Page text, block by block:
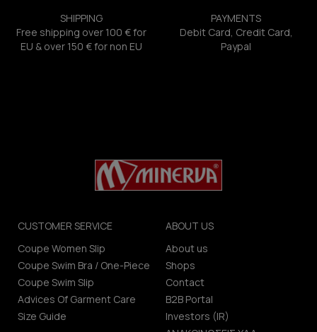
SHIPPING
Free shipping over 100 € for
EU & over 150 € for non EU
PAYMENTS
Debit Card, Credit Card,
Paypal
CUSTOMER SERVICE
Coupe Women Slip
Coupe Swim Bra / One-Piece
Coupe Swim Slip
Advices Of Garment Care
Size Guide
ABOUT US
About us
Shops
Contact
B2B Portal
Investors (IR)